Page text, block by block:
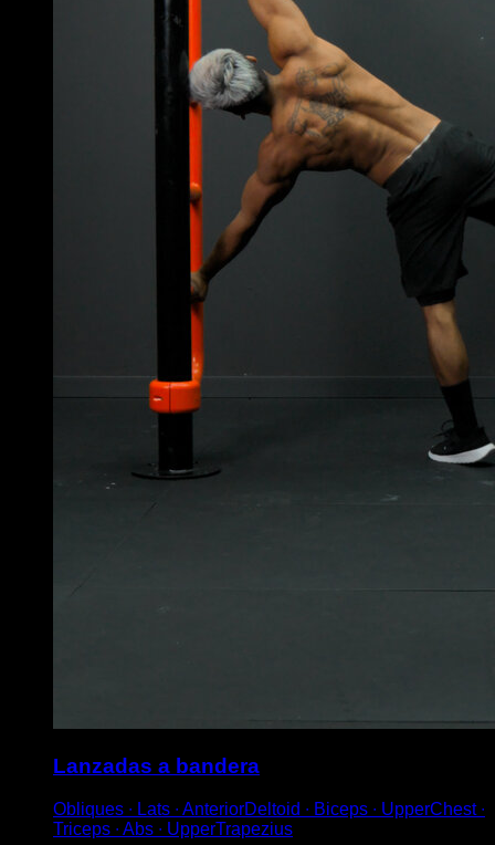
Lanzadas a bandera
Obliques ∙ Lats ∙ AnteriorDeltoid ∙ Biceps ∙ UpperChest ∙
Triceps ∙ Abs ∙ UpperTrapezius